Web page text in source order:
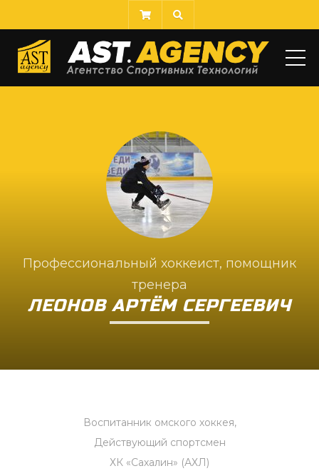
Профессиональный хоккеист, помощник
тренера
ЛЕОНОВ АРТЁМ СЕРГЕЕВИЧ
Воспитанник омского хоккея,
Действующий спортсмен
ХК «Сахалин» (АХЛ)